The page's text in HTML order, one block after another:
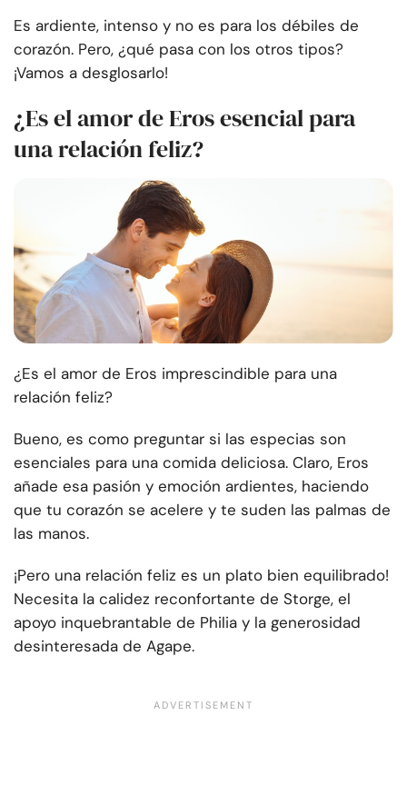
Es ardiente, intenso y no es para los débiles de
corazón. Pero, ¿qué pasa con los otros tipos?
¡Vamos a desglosarlo!
¿Es el amor de Eros esencial para
una relación feliz?
¿Es el amor de Eros imprescindible para una
relación feliz?
Bueno, es como preguntar si las especias son
esenciales para una comida deliciosa. Claro, Eros
añade esa pasión y emoción ardientes, haciendo
que tu corazón se acelere y te suden las palmas de
las manos.
¡Pero una relación feliz es un plato bien equilibrado!
Necesita la calidez reconfortante de Storge, el
apoyo inquebrantable de Philia y la generosidad
desinteresada de Agape.